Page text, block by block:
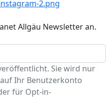
Allgäu Newsletter an.
Sie wird nur
Ihr Benutzerkonto
für Opt-in-